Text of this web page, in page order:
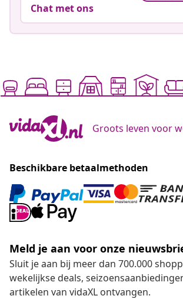
Chat met ons
Groots leven voor
Beschikbare betaalmethoden
Meld je aan voor onze
Sluit je aan bij meer dan 700.000
wekelijkse deals,
artikelen van vidaXL ontvangen.